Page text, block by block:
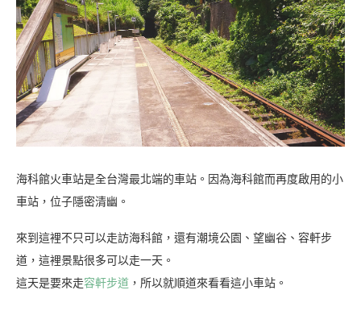
海科館火車站是全台灣最北端的車站。因為海科館而再度啟用的小
車站，位子隱密清幽。
來到這裡不只可以走訪海科館，還有潮境公園、望幽谷、容軒步
道，這裡景點很多可以走一天。
這天是要來走容軒步道 ，所以就順道來看看這小車站。